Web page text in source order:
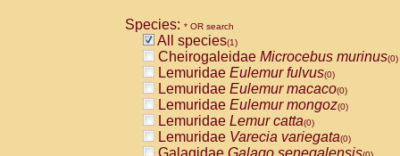
Species: * OR search
All species(1)
Cheirogaleidae Microcebus murinus(0)
Lemuridae Eulemur fulvus(0)
Lemuridae Eulemur macaco(0)
Lemuridae Eulemur mongoz(0)
Lemuridae Lemur catta(0)
Lemuridae Varecia variegata(0)
Galagidae Galago senegalensis